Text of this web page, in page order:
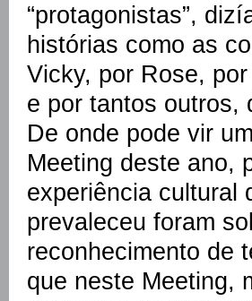
“protagonistas”,
histórias como as
Vicky, por Rose,
e por tantos outros,
De onde pode vir
Meeting deste ano,
experiência cultural
prevaleceu foram
reconhecimento de
que neste Meeting,